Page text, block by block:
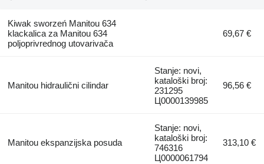
Kiwak sworzeń Manitou 634
klackalica za Manitou 634
poljoprivrednog utovarivača
69,67 €
Manitou hidraulični cilindar
Stanje: novi,
kataloški broj:
231295
Ц0000139985
96,56 €
Manitou ekspanzijska posuda
Stanje: novi,
kataloški broj:
746316
Ц0000061794
313,10 €